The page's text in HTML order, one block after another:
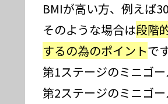
BMIが高い方、例えば
そのような場合は段階
するの為のポイントで
第1ステージのミニゴー
第2ステージのミニゴー